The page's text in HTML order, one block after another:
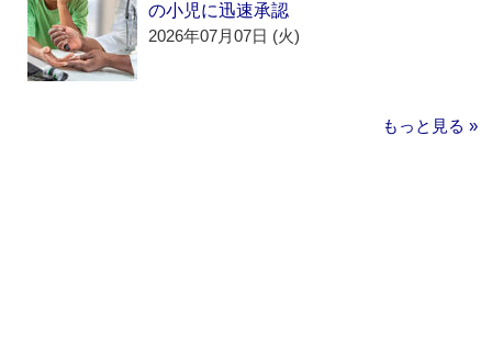
の小児に迅速承認
2026年07月07日 (火)
もっと見る »